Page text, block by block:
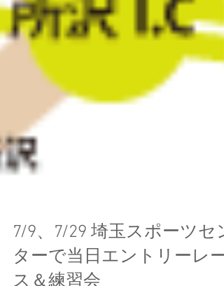
7/9、7/29 埼玉スポーツセン